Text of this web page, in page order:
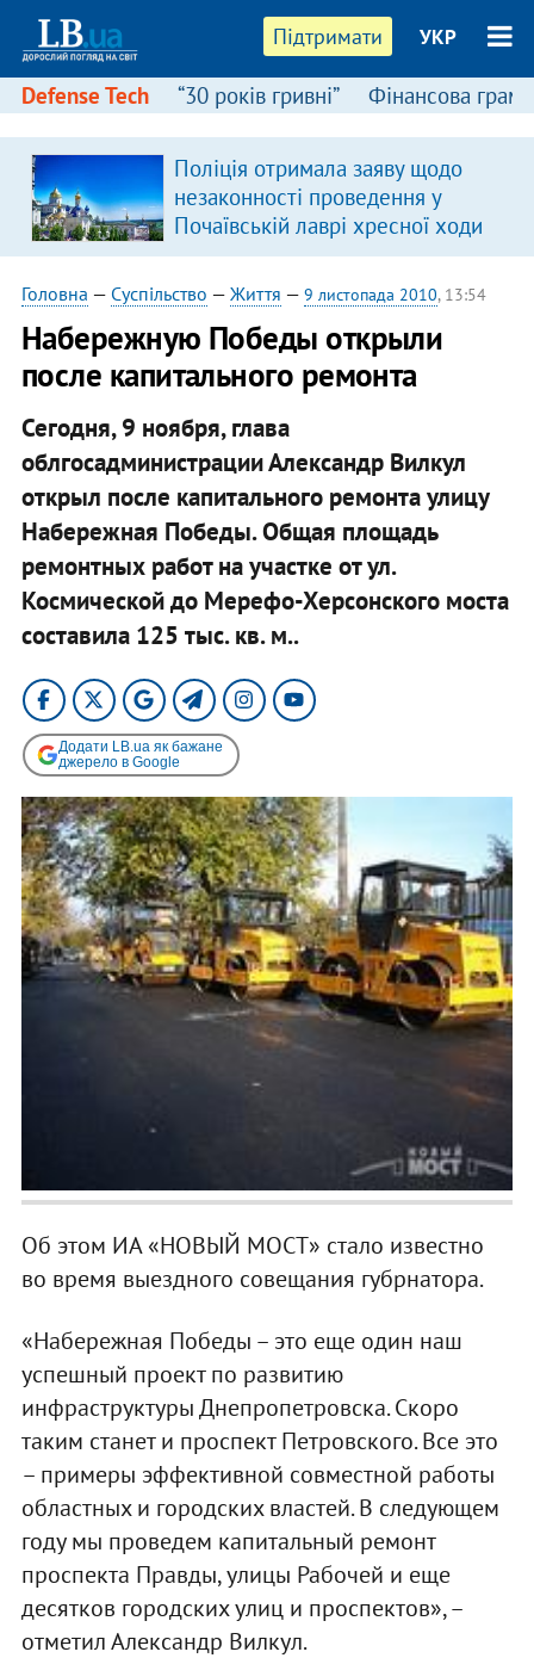
Підтримати УКР
Defense Tech “30 років гривні” Фінансова
Поліція отримала заяву щодо
незаконності проведення у
Почаївській лаврі хресної ходи
Головна — Суспільство — Життя — 9 листопада 2010, 13:54
Набережную Победы открыли
после капитального ремонта
Сегодня, 9 ноября, глава
облгосадминистрации Александр Вилкул
открыл после капитального ремонта улицу
Набережная Победы. Общая площадь
ремонтных работ на участке от ул.
Космической до Мерефо-Херсонского моста
составила 125 тыс. кв. м..​
Додати LB.ua як бажане
джерело в Google
Об этом ИА «НОВЫЙ МОСТ» стало известно
во время выездного совещания губрнатора.
«Набережная Победы – это еще один наш
успешный проект по развитию
инфраструктуры Днепропетровска. Скоро
таким станет и проспект Петровского. Все это
– примеры эффективной совместной работы
областных и городских властей. В следующем
году мы проведем капитальный ремонт
проспекта Правды, улицы Рабочей и еще
десятков городских улиц и проспектов», –
отметил Александр Вилкул.